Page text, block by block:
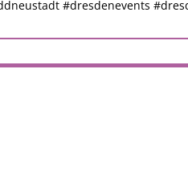
#dresdenevents